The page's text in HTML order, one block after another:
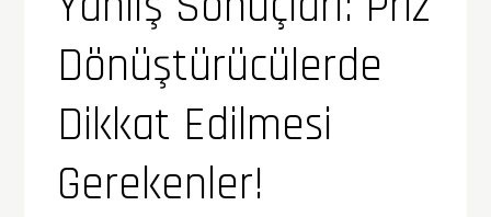
Dönüştürücülerde
Dikkat Edilmesi
Gerekenler!